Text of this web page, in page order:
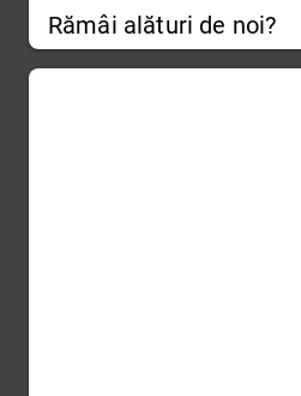
Rămâi alături de noi?